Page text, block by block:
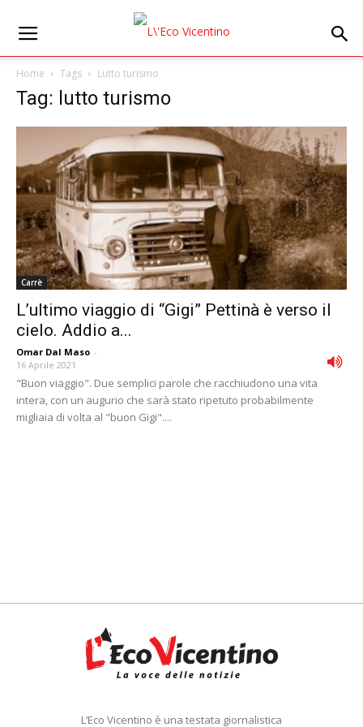
Home Tags Lutto turismo
Tag: lutto turismo
Carrè
L’ultimo viaggio di “Gigi” Pettinà è verso il
cielo. Addio a...
Omar Dal Maso -
16 Aprile 2021
"Buon viaggio". Due semplici parole che racchiudono una vita
intera, con un augurio che sarà stato ripetuto probabilmente
migliaia di volta al "buon Gigi"....
L’Eco Vicentino è una testata giornalistica